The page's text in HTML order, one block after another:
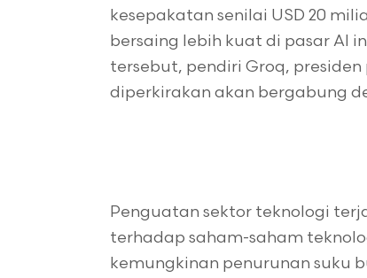
kesepakatan senilai USD 20
bersaing lebih kuat di pasar AI
tersebut, pendiri Groq,
diperkirakan akan bergabung
Penguatan sektor teknologi
terhadap saham-saham
kemungkinan penurunan suku